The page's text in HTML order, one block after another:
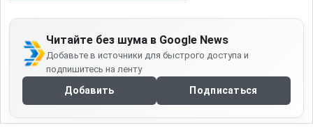
Читайте без шума в Google News
Добавьте в источники для быстрого доступа и
подпишитесь на ленту
Добавить Подписаться